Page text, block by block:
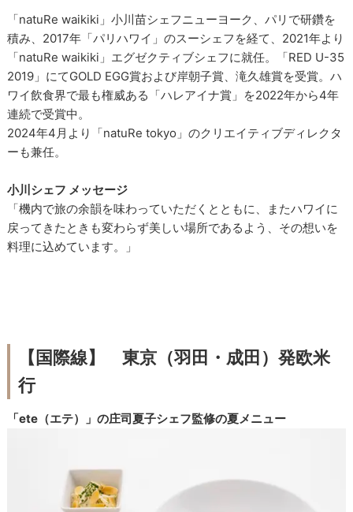
「natuRe waikiki」小川苗シェフニューヨーク、パリで研鑽を
積み、2017年「パリハワイ」のスーシェフを経て、2021年より
「natuRe waikiki」エグゼクティブシェフに就任。「RED U-35
2019」にてGOLD EGG賞および岸朝子賞、滝久雄賞を受賞。ハ
ワイ飲食界で最も権威ある「ハレアイナ賞」を2022年から4年
連続で受賞中。
2024年4月より「natuRe tokyo」のクリエイティブディレクタ
ーも兼任。
小川シェフ メッセージ
「機内で旅の余韻を味わっていただくとともに、またハワイに
戻ってきたときも変わらず美しい場所であるよう、その想いを
料理に込めています。」
【国際線】 東京（羽田・成田）発欧米
行
「ete（エテ）」の庄司夏子シェフ監修の夏メニュー